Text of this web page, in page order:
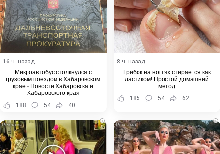
16 ч. назад
Микроавтобус столкнулся с
грузовым поездом в Хабаровском
крае - Новости Хабаровска и
Хабаровского края
188
54 40
8 ч. назад
Грибок на ногтях стирается как
ластиком! Простой домашний
метод
185
54 62
i i